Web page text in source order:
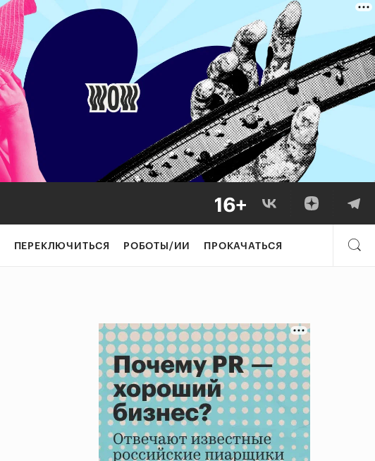
ПЕРЕКЛЮЧИТЬСЯ РОБОТЫ/ИИ ПРОКАЧАТЬСЯ